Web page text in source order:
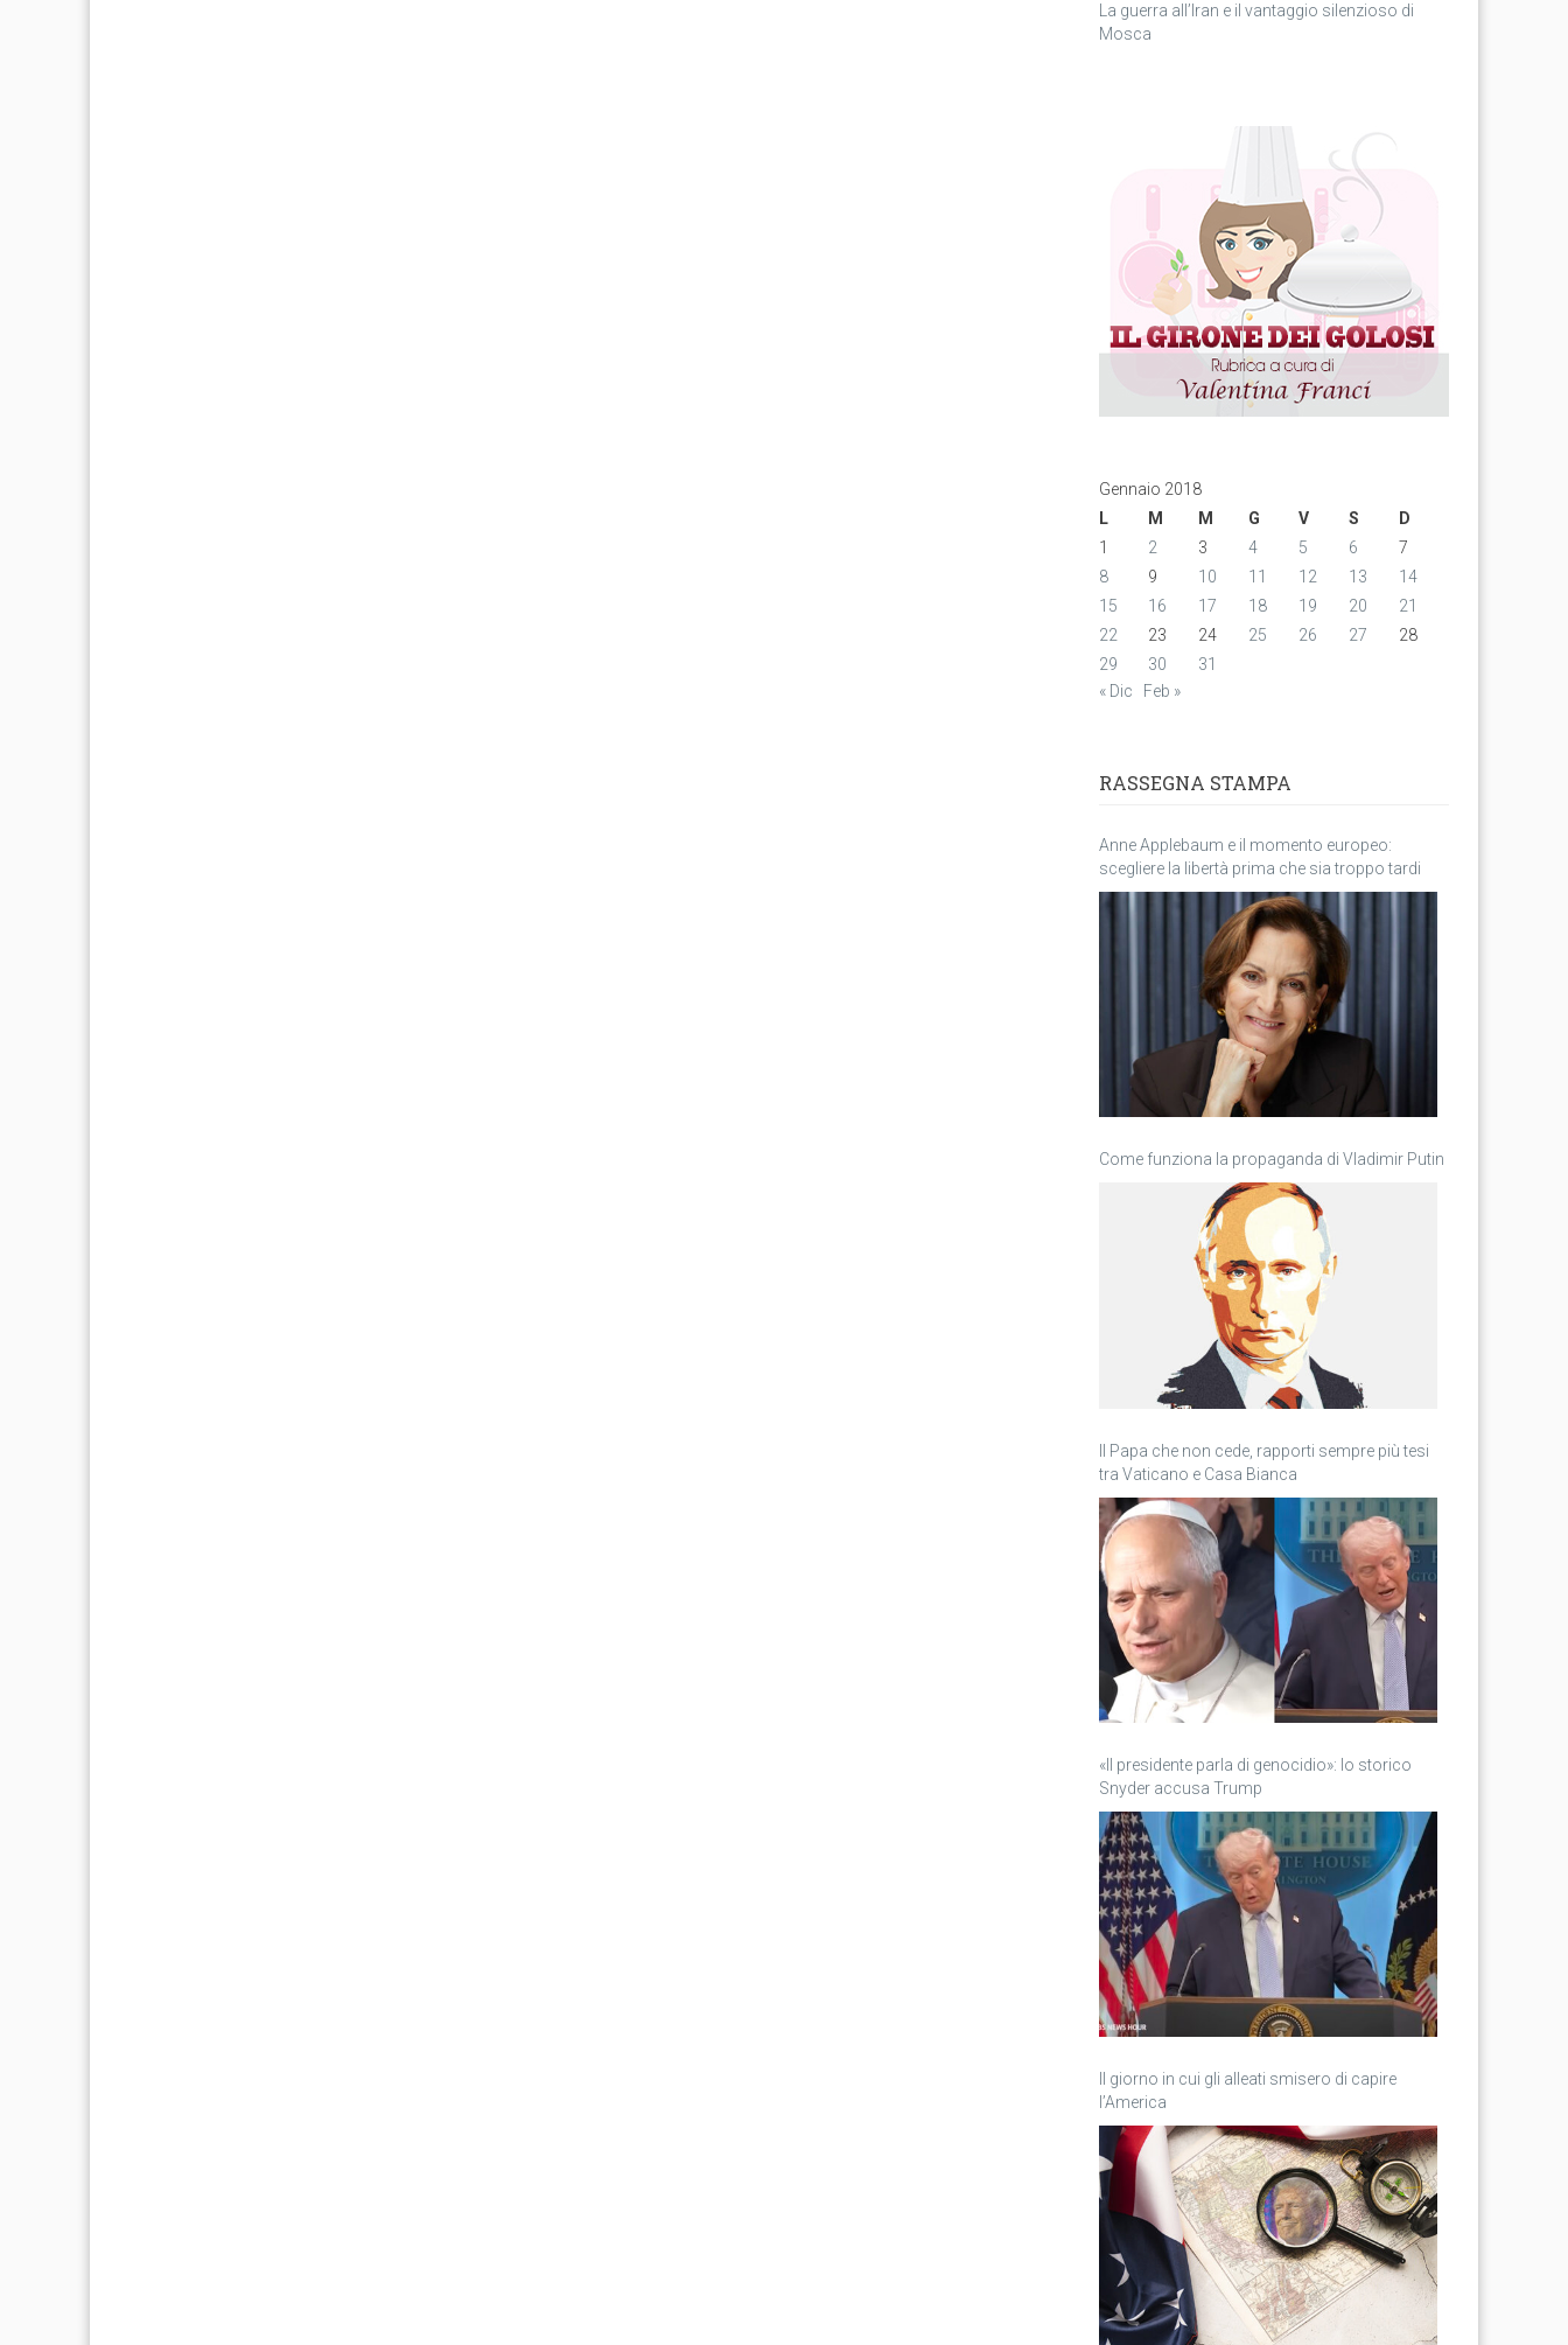
La guerra all’Iran e il vantaggio silenzioso di
Mosca
Gennaio 2018
L
M M G V S
D
1
2 3 4 5 6
7
8
9 10 11 12 13
14
15
16 17 18 19 20
21
22
23 24 25 26 27
28
29
30
31
« Dic
Feb »
RASSEGNA STAMPA
Anne Applebaum e il momento europeo:
scegliere la libertà prima che sia troppo tardi
Come funziona la propaganda di Vladimir Putin
Il Papa che non cede, rapporti sempre più tesi
tra Vaticano e Casa Bianca
«Il presidente parla di genocidio»: lo storico
Snyder accusa Trump
Il giorno in cui gli alleati smisero di capire
l’America